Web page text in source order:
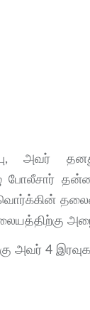
அவர்
போலீசார்
அவர் 4